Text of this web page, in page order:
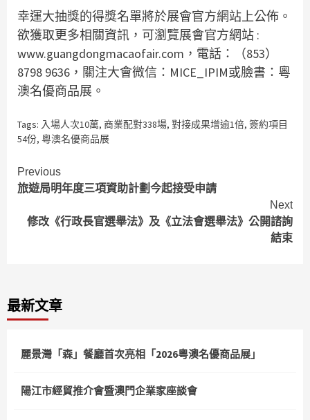
幸運大抽獎的得獎名單將於展會官方網站上公佈。
欲獲取更多相關資訊，可瀏覽展會官方網站 :
www.guangdongmacaofair.com，電話：（853）
8798 9636，關注大會微信：MICE_IPIM或臉書：粵
澳名優商品展。
Tags: 入場人次10萬, 商業配對338場, 對接成果增逾1倍, 簽約項目
54份, 粵澳名優商品展
Continue
Reading
Previous
旅遊局明年度三項資助計劃今起接受申請
Next
修改《行政長官選舉法》及《立法會選舉法》公開諮詢
結束
最新文章
麗景灣「森」餐廳首次亮相「2026粵澳名優商品展」
陽江市經貿推介會暨澳門企業家座談會